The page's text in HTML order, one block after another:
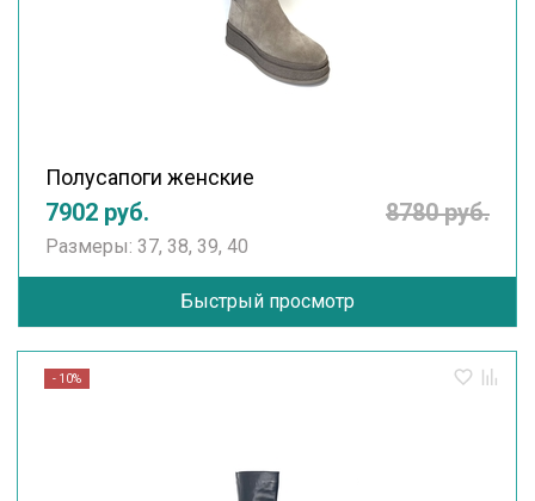
Полусапоги женские
7902 руб. 8780 руб.
Размеры: 37, 38, 39, 40
Быстрый просмотр
- 10%